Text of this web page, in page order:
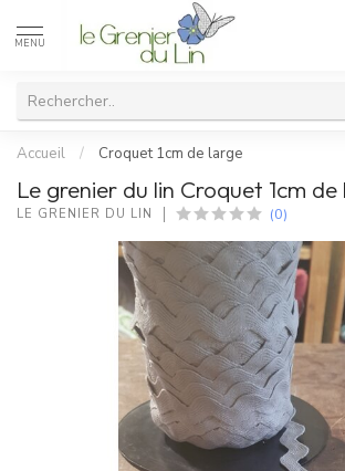
MENU
Accueil / Croquet 1cm de large
Le grenier du lin Croquet 1cm de
LE GRENIER DU LIN (0)